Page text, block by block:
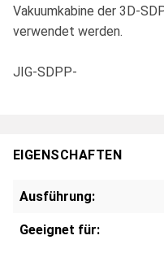
Vakuumkabine der 3D-
verwendet werden.
JIG-SDPP-
EIGENSCHAFTEN
Ausführung:
Geeignet für: